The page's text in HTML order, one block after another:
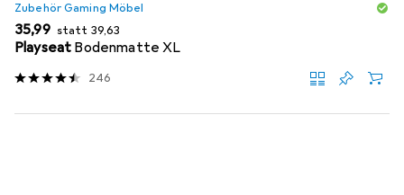
Zubehör Gaming Möbel
EUR
35,99 statt EUR
39,63
Playseat Bodenmatte XL
246